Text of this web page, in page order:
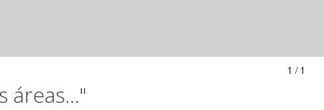
1 / 1
áreas..."